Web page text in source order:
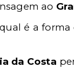
ao
é a
da Costa